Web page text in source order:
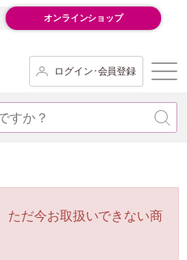
オンラインショップ
ログイン･会員登録
ただ今お取扱いできない商